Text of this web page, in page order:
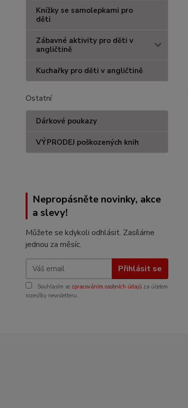
Knížky se samolepkami pro
děti
Zábavné aktivity pro děti v
angličtině
Kuchařky pro děti v angličtině
Ostatní
Dárkové poukazy
VÝPRODEJ poškozených knih
Nepropásněte novinky, akce
a slevy!
Můžete se kdykoli odhlásit. Zasíláme
jednou za měsíc.
Přihlásit se
Souhlasím se zpracováním osobních údajů za účelem
rozesílky newsletteru.